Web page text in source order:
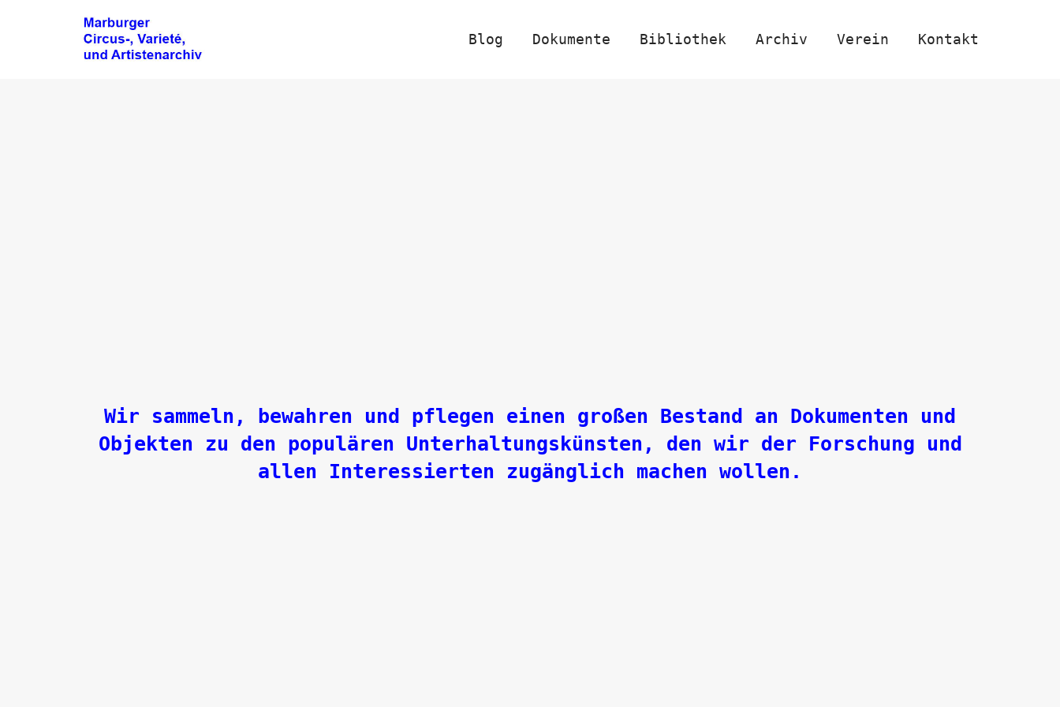
Blog Dokumente Bibliothek Archiv Verein Kontakt
Wir sammeln, bewahren und pflegen einen großen Bestand an Dokumenten und
Objekten zu den populären Unterhaltungskünsten, den wir der Forschung und
allen Interessierten zugänglich machen wollen.